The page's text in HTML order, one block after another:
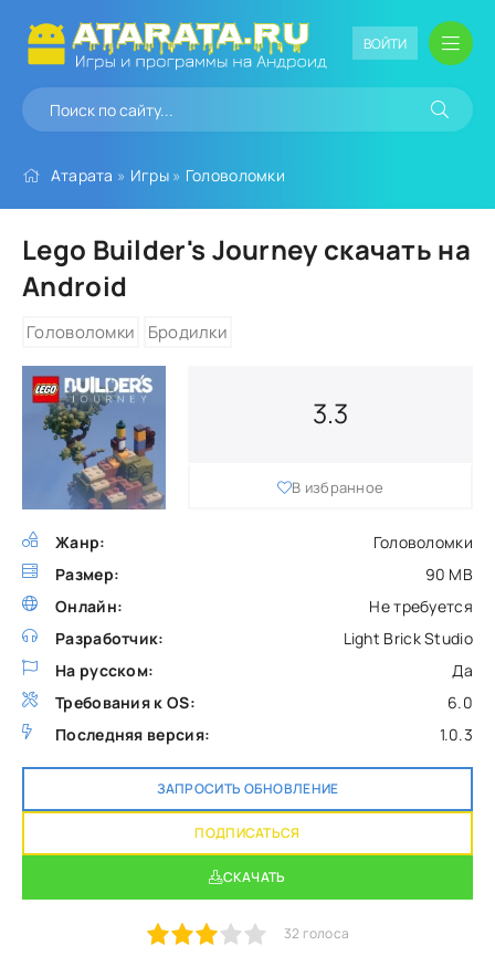
ВОЙТИ
Атарата » Игры» Головоломки
Lego Builder's Journey скачать на
Android
Головоломки Бродилки
Жанр:
Головоломки
Размер:
90 MB
Онлайн:
Не требуется
Разработчик:
Light Brick Studio
На русском:
Да
Требования к OS:
6.0
Последняя версия:
1.0.3
3.3
В избранное
СКАЧАТЬ
ЗАПРОСИТЬ ОБНОВЛЕНИЕ
ПОДПИСАТЬСЯ
32 голоса